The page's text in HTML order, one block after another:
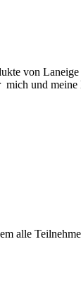
von
und